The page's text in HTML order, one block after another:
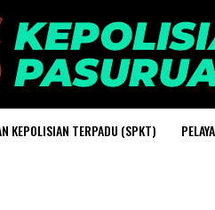
KEPOLISIAN TERPADU (SPKT)